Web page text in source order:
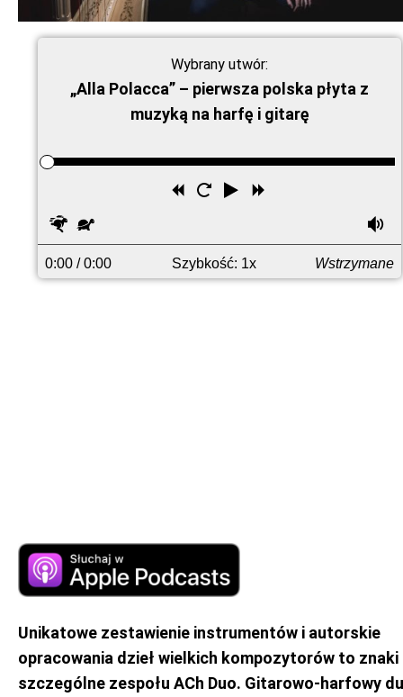
Wybrany utwór:
„Alla Polacca” – pierwsza polska płyta z
muzyką na harfę i gitarę
Odtwórz
Uruchom
Przewiń
przodu
Szybciej
0:00 / 0:00 Szybkość: 1x Wstrzymane
Unikatowe zestawienie instrumentów i autorskie
opracowania dzieł wielkich kompozytorów to znaki
szczególne zespołu ACh Duo. Gitarowo-harfowy